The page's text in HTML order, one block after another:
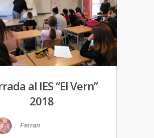
al IES “El Vern”
2018
Ferran